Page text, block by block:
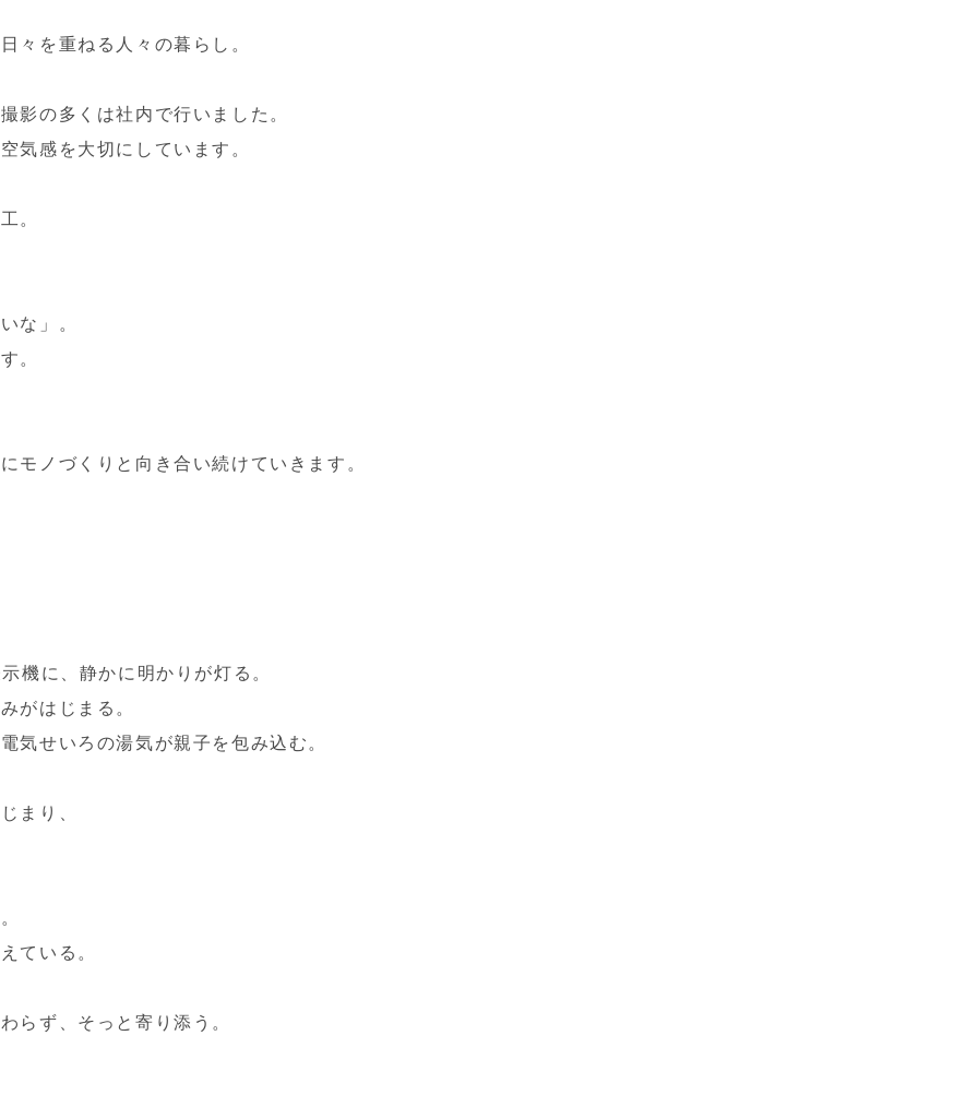
々を重ねる人々の暮らし。
影の多くは社内で行いました。
気感を大切にしています。
。
な」。
。
モノづくりと向き合い続けていきます。
機に、静かに明かりが灯る。
がはじまる。
気せいろの湯気が親子を包み込む。
まり、
ている。
らず、そっと寄り添う。